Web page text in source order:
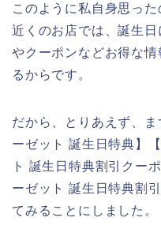
このように私自身思っ
近くのお店では、誕生
やクーポンなどお得な
るからです。
だから、とりあえず、
ーゼット 誕生日特典】
ト 誕生日特典割引クー
ーゼット 誕生日特典割
てみることにしました。